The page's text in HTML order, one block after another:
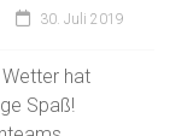
30. Juli 2019
hat
Spaß!